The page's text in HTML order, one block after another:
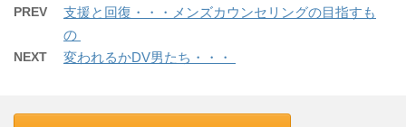
PREV
支援と回復・・・メンズカウンセリングの目指すも
の
NEXT 変われるかDV男たち・・・